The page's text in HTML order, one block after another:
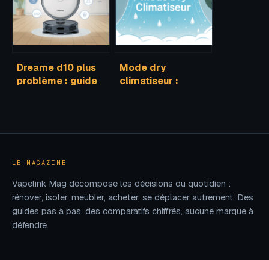
Dreame d10 plus
problème : guide
Mode dry
climatiseur :
LE MAGAZINE
Vapelink Mag décompose les décisions du quotidien :
rénover, isoler, meubler, acheter, se déplacer autrement. Des
guides pas à pas, des comparatifs chiffrés, aucune marque à
défendre.